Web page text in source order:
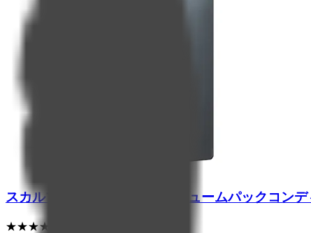
スカルプD 薬用スカルプボリュームパックコンデ
★★★★